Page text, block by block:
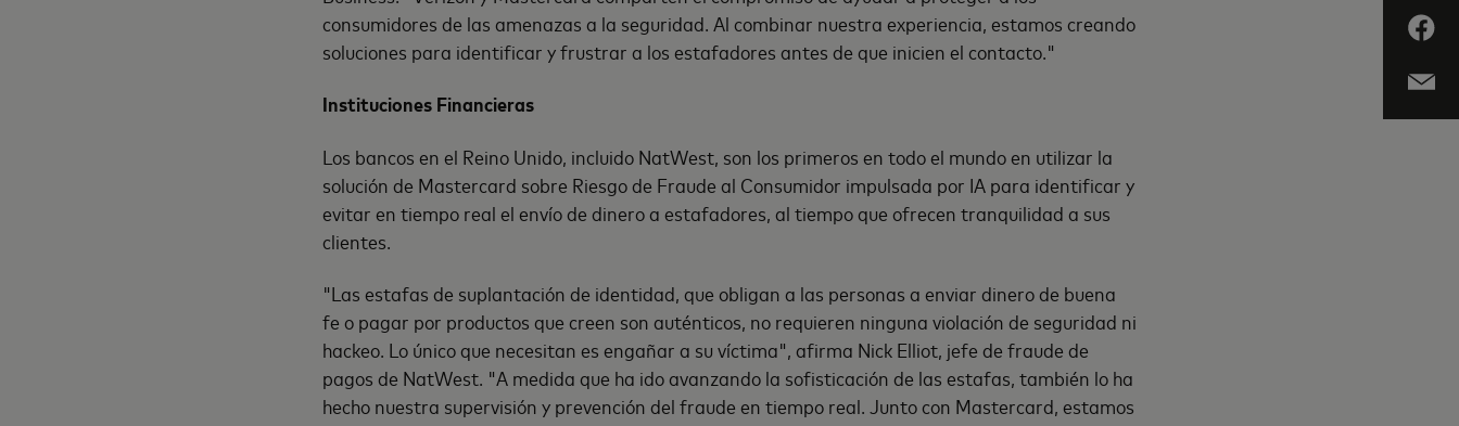
consumidores de las amenazas a la seguridad. Al combinar nuestra experiencia, estamos creando
soluciones para identificar y frustrar a los estafadores antes de que inicien el contacto."
Instituciones Financieras
Los bancos en el Reino Unido, incluido NatWest, son los primeros en todo el mundo en utilizar la
solución de Mastercard sobre Riesgo de Fraude al Consumidor impulsada por IA para identificar y
evitar en tiempo real el envío de dinero a estafadores, al tiempo que ofrecen tranquilidad a sus
clientes.
"Las estafas de suplantación de identidad, que obligan a las personas a enviar dinero de buena
fe o pagar por productos que creen son auténticos, no requieren ninguna violación de seguridad ni
hackeo. Lo único que necesitan es engañar a su víctima", afirma Nick Elliot, jefe de fraude de
pagos de NatWest. "A medida que ha ido avanzando la sofisticación de las estafas, también lo ha
hecho nuestra supervisión y prevención del fraude en tiempo real. Junto con Mastercard, estamos